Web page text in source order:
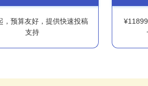
，预算友好，提供快速投稿
支持